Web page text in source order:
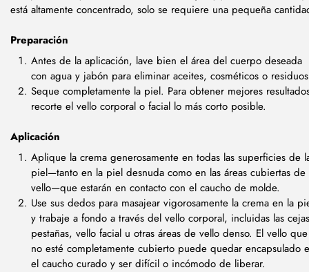
está altamente concentrado, solo se requiere una pequeña
Preparación
Antes de la aplicación, lave bien el área del cuerpo deseada
con agua y jabón para eliminar aceites, cosméticos o
Seque completamente la piel. Para obtener mejores
recorte el vello corporal o facial lo más corto posible.
Aplicación
Aplique la crema generosamente en todas las superficies de
piel—tanto en la piel desnuda como en las áreas cubiertas de
vello—que estarán en contacto con el caucho de molde.
Use sus dedos para masajear vigorosamente la crema en la
y trabaje a fondo a través del vello corporal, incluidas las
pestañas, vello facial u otras áreas de vello denso. El vello que
no esté completamente cubierto puede quedar encapsulado
el caucho curado y ser difícil o incómodo de liberar.